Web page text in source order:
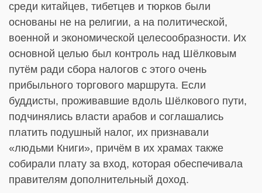
среди китайцев, тибетцев и тюрков были
основаны не на религии, а на политической,
военной и экономической целесообразности. Их
основной целью был контроль над Шёлковым
путём ради сбора налогов с этого очень
прибыльного торгового маршрута. Если
буддисты, проживавшие вдоль Шёлкового пути,
подчинялись власти арабов и соглашались
платить подушный налог, их признавали
«людьми Книги», причём в их храмах также
собирали плату за вход, которая обеспечивала
правителям дополнительный доход.